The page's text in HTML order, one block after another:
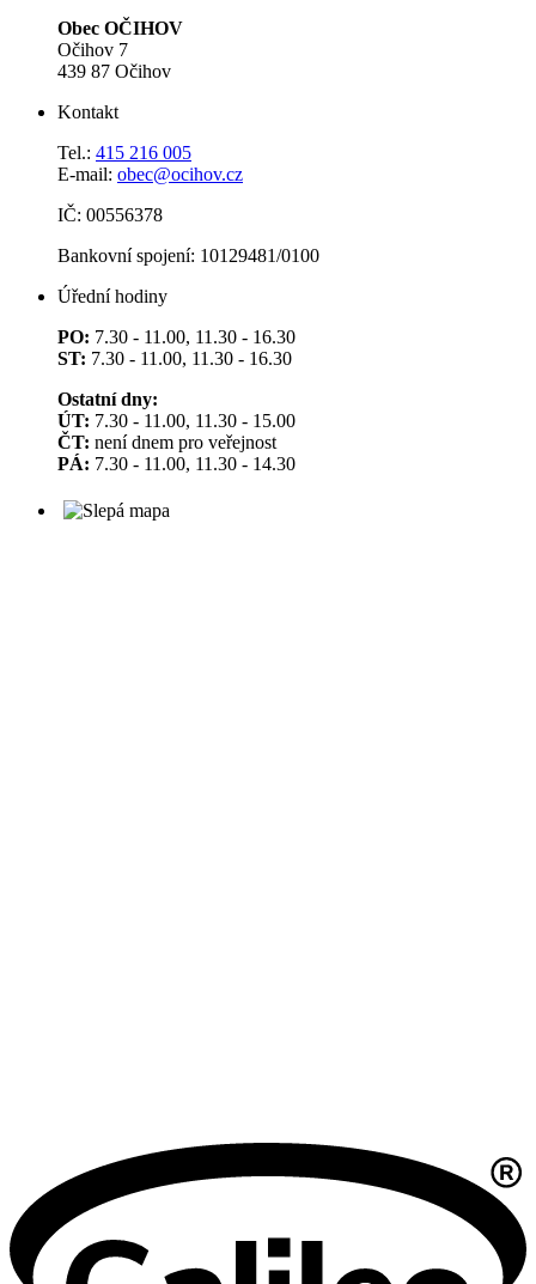
Obec OČIHOV
Očihov 7
439 87 Očihov
Kontakt
Tel.: 415 216 005
E-mail: obec@ocihov.cz
IČ: 00556378
Bankovní spojení: 10129481/0100
Úřední hodiny
PO: 7.30 - 11.00, 11.30 - 16.30
ST: 7.30 - 11.00, 11.30 - 16.30
Ostatní dny:
ÚT: 7.30 - 11.00, 11.30 - 15.00
ČT: není dnem pro veřejnost
PÁ: 7.30 - 11.00, 11.30 - 14.30